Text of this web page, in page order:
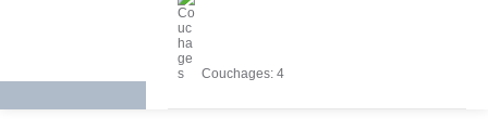
Couchages: 4